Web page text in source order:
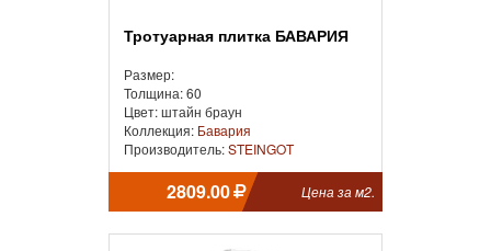
Тротуарная плитка БАВАРИЯ
Размер:
Толщина: 60
Цвет: штайн браун
Коллекция: Бавария
Производитель:STEINGOT
2809.00 Цена за м2.